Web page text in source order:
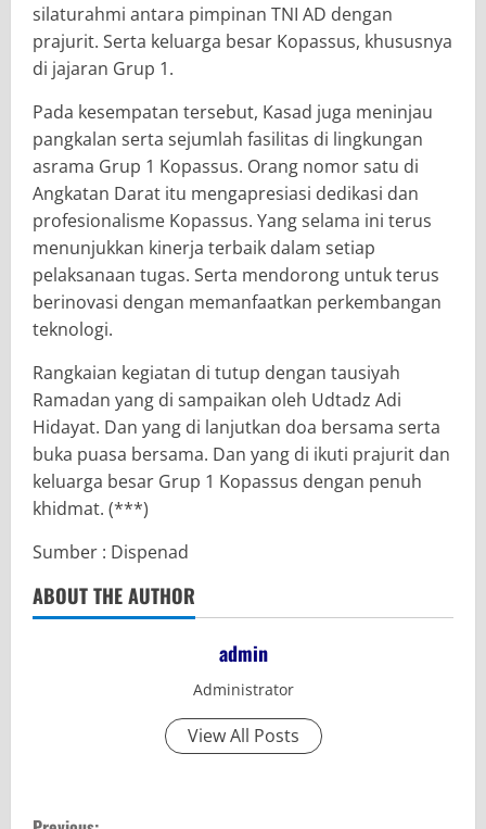
silaturahmi antara pimpinan TNI AD dengan
prajurit. Serta keluarga besar Kopassus, khususnya
di jajaran Grup 1.
Pada kesempatan tersebut, Kasad juga meninjau
pangkalan serta sejumlah fasilitas di lingkungan
asrama Grup 1 Kopassus. Orang nomor satu di
Angkatan Darat itu mengapresiasi dedikasi dan
profesionalisme Kopassus. Yang selama ini terus
menunjukkan kinerja terbaik dalam setiap
pelaksanaan tugas. Serta mendorong untuk terus
berinovasi dengan memanfaatkan perkembangan
teknologi.
Rangkaian kegiatan di tutup dengan tausiyah
Ramadan yang di sampaikan oleh Udtadz Adi
Hidayat. Dan yang di lanjutkan doa bersama serta
buka puasa bersama. Dan yang di ikuti prajurit dan
keluarga besar Grup 1 Kopassus dengan penuh
khidmat. (***)
Sumber : Dispenad
ABOUT THE AUTHOR
admin
Administrator
View All Posts
C